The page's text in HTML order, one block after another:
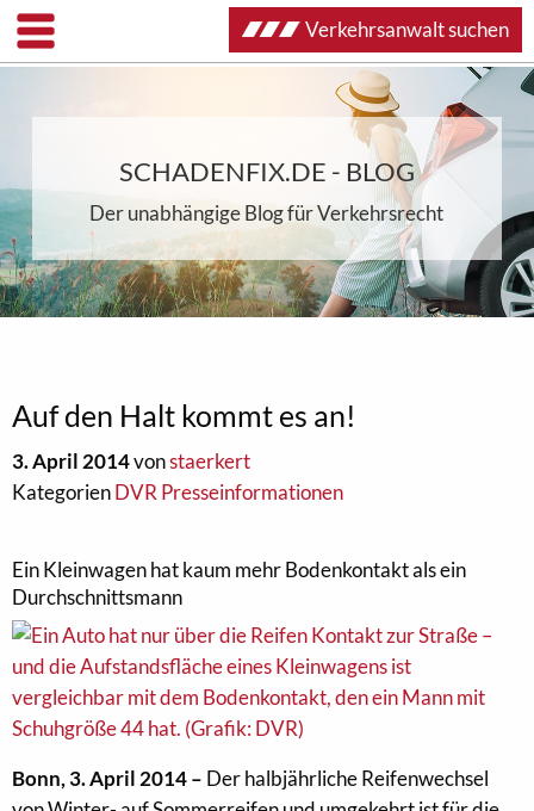
SCHADENFIX.DE - BLOG
Der unabhängige Blog für Verkehrsrecht
Auf den Halt kommt es an!
3. April 2014vonstaerkert
KategorienDVR Presseinformationen
Ein Kleinwagen hat kaum mehr Bodenkontakt als ein
Durchschnittsmann
Bonn, 3. April 2014 – Der halbjährliche Reifenwechsel
Verkehrsanwalt suchen